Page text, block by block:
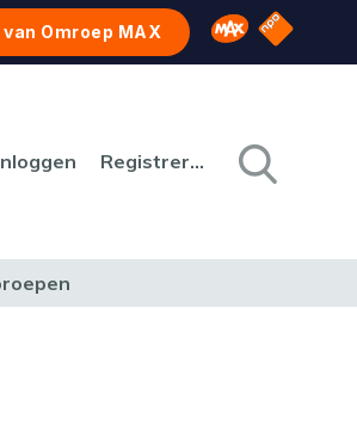
Omroep MAX Omroep MAX
NPO
Registreren